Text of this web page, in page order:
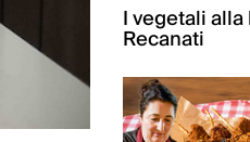
I vegetali
Recanati